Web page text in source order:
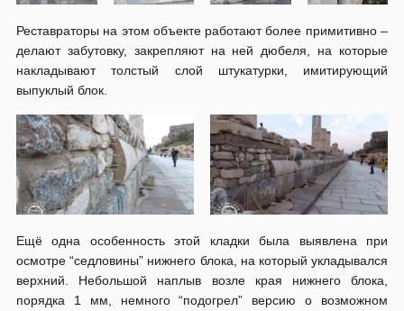
Реставраторы на этом объекте работают более примитивно –
делают забутовку, закрепляют на ней дюбеля, на которые
накладывают толстый слой штукатурки, имитирующий
выпуклый блок.
Ещё одна особенность этой кладки была выявлена при
осмотре “седловины” нижнего блока, на который укладывался
верхний. Небольшой наплыв возле края нижнего блока,
порядка 1 мм, немного “подогрел” версию о возможном